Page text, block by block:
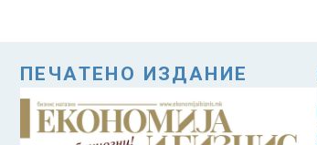
ПЕЧАТЕНО ИЗДАНИЕ